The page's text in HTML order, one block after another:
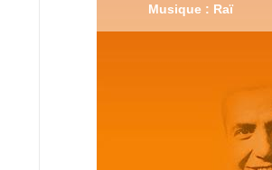
Musique : Raï